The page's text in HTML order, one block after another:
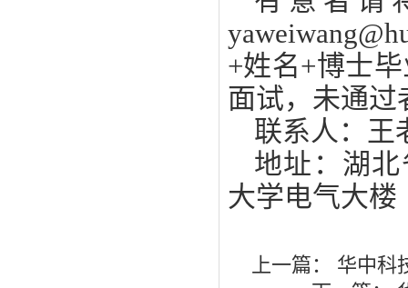
yaweiwang
+姓名+博士
面试，未通过
联系人： 王
地址： 湖
大学电气大楼
上一篇： 华中科